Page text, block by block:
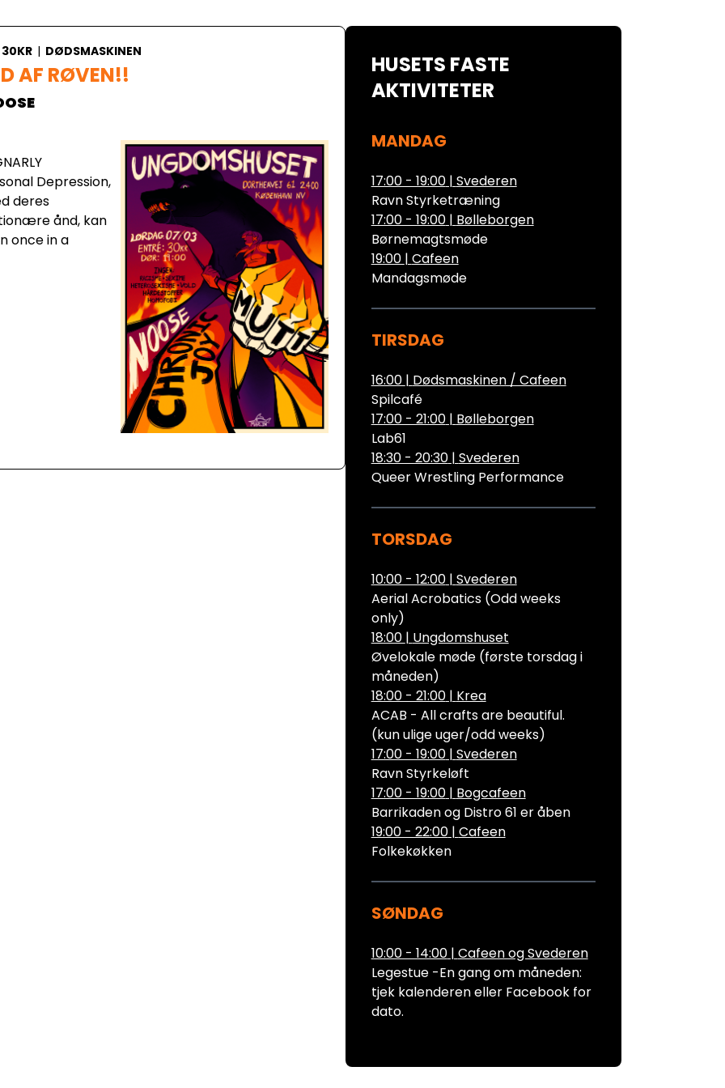
30KR | DØDSMASKINEN
AF RØVEN!!
Depression,
deres
ånd, kan
once in a
HUSETS FASTE
AKTIVITETER
MANDAG
17:00 - 19:00| Svederen
Ravn Styrketræning
17:00 - 19:00| Bølleborgen
Børnemagtsmøde
19:00 | Cafeen
Mandagsmøde
TIRSDAG
16:00 | Dødsmaskinen / Cafeen
Spilcafé
17:00 - 21:00| Bølleborgen
Lab61
18:30 - 20:30| Svederen
Queer Wrestling Performance
TORSDAG
10:00 - 12:00| Svederen
Aerial Acrobatics (Odd weeks
only)
18:00 | Ungdomshuset
Øvelokale møde (første torsdag i
måneden)
18:00 - 21:00| Krea
ACAB - All crafts are beautiful.
(kun ulige uger/odd weeks)
17:00 - 19:00| Svederen
Ravn Styrkeløft
17:00 - 19:00| Bogcafeen
Barrikaden og Distro 61 er åben
19:00 - 22:00| Cafeen
Folkekøkken
SØNDAG
10:00 - 14:00| Cafeen og Svederen
Legestue -En gang om måneden:
tjek kalenderen eller Facebook for
dato.